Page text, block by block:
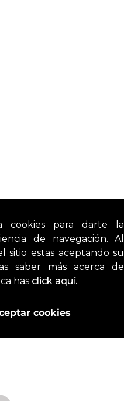
cookies para darte la
de navegación. Al
sitio estas aceptando su
saber más acerca de
has click aquí.
cookies